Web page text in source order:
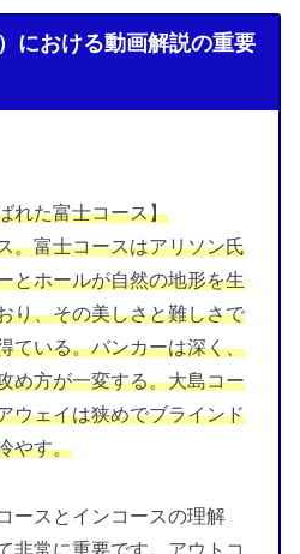
における動画解説の重要
れた富士コース】
。富士コースはアリソン氏
とホールが自然の地形を生
り、その美しさと難しさで
ている。バンカーは深く、
め方が一変する。大島コー
ウェイは狭めでブラインド
やす。
ースとインコースの理解
非常に重要です。アウトコ